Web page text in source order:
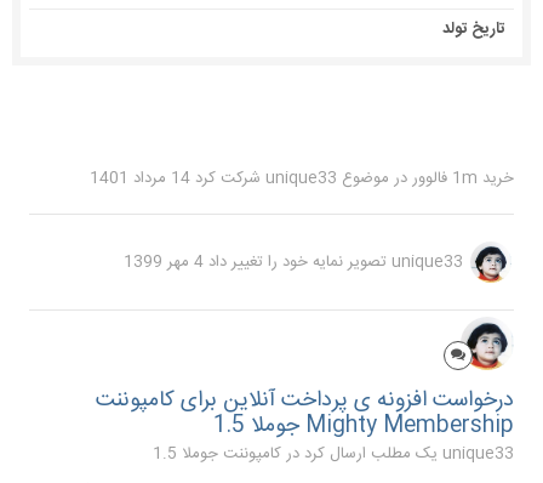
تاریخ تولد
خرید 1m فالوور در موضوع unique33 شرکت کرد 14 مرداد 1401
unique33 تصویر نمایه خود را تغییر داد 4 مهر 1399
درخواست افزونه ی پرداخت آنلاین برای کامپوننت
Mighty Membership جوملا 1.5
unique33 یک مطلب ارسال کرد در
کامپوننت جوملا 1.5